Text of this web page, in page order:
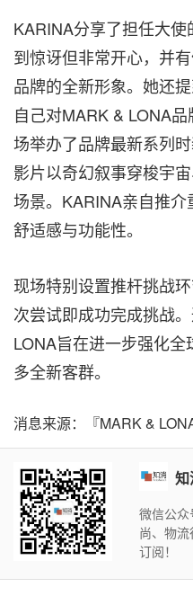
KARINA分享了担任大
到惊讶但非常开心，并
品牌的全新形象。她还
自己对MARK & LONA
场举办了品牌最新系列
影片以奇幻叙事穿梭宇
场景。KARINA亲自推介
舒适感与功能性。
现场特别设置推杆挑战
次尝试即成功完成挑战
LONA旨在进一步强化
多全新客群。
消息来源：『MARK &
知
微信公众
尚、物
订阅！